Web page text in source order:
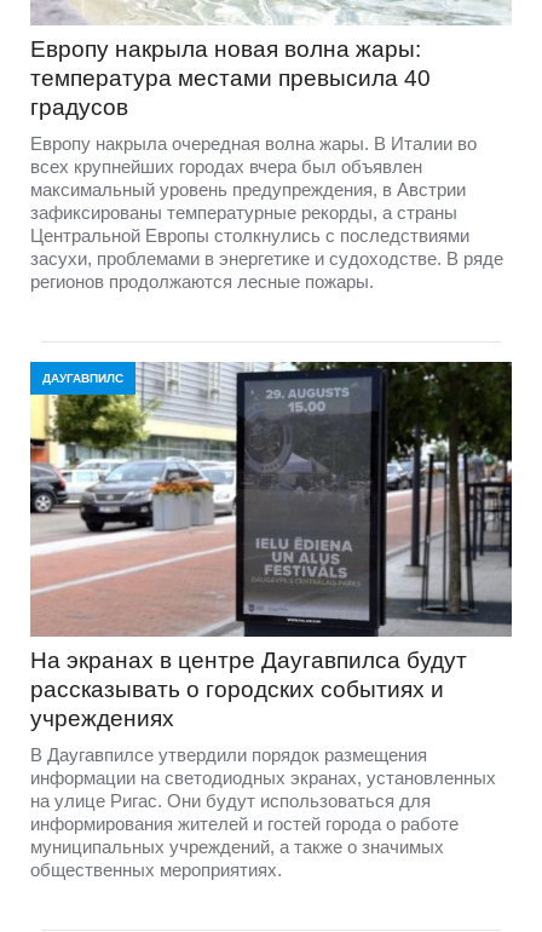
Европу накрыла новая волна жары:
температура местами превысила 40
градусов
Европу накрыла очередная волна жары. В Италии во
всех крупнейших городах вчера был объявлен
максимальный уровень предупреждения, в Австрии
зафиксированы температурные рекорды, а страны
Центральной Европы столкнулись с последствиями
засухи, проблемами в энергетике и судоходстве. В ряде
регионов продолжаются лесные пожары.
ДАУГАВПИЛС
На экранах в центре Даугавпилса будут
рассказывать о городских событиях и
учреждениях
В Даугавпилсе утвердили порядок размещения
информации на светодиодных экранах, установленных
на улице Ригас. Они будут использоваться для
информирования жителей и гостей города о работе
муниципальных учреждений, а также о значимых
общественных мероприятиях.